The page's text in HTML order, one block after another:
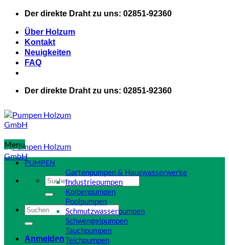
Zum
springen
Der direkte Draht zu uns: 02851-92360
Über Holzum
Kontakt
Neuigkeiten
FAQ
Der direkte Draht zu uns: 02851-92360
Suchen
nach:
Suchen
nach:
Anmelden
Menu
PUMPEN
Gartenpumpen & Hauswasserwerke
Industriepumpen
Kolbenpumpen
Poolpumpen
Schmutzwasserpumpen
Schwengelpumpen
Tauchpumpen
Teichpumpen